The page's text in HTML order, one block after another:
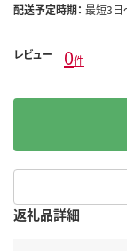
配送予定時期： 最短3日
レビュー 0件
返礼品詳細